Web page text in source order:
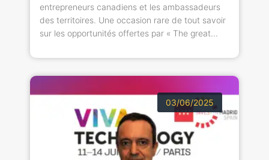
entrepreneurs canadiens et les ambassadeurs
des territoires. Une occasion rare de tout savoir
sur les opportunités offertes par « The great...
03/06/2025